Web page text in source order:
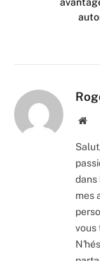
dans
mes
vous